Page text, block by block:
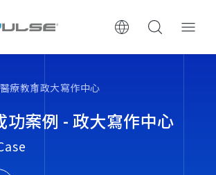
醫療教育政大寫作中心
功案例 - 政大寫作中心